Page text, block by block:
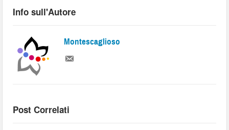
Info sull'Autore
Montescaglioso
Post Correlati